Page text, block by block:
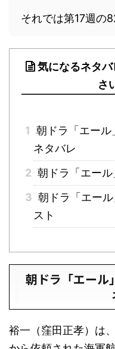
それでは第17週の
気になるネタ
さ
1 朝ドラ「エール
ネタバレ
2 朝ドラ「エー
3 朝ドラ「エー
スト
朝ドラ「エール
裕一（窪田正孝）は